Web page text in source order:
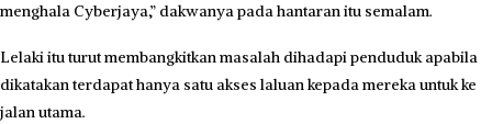
menghala Cyberjaya,” dakwanya pada hantaran itu semalam.
Lelaki itu turut membangkitkan masalah dihadapi penduduk apabila
dikatakan terdapat hanya satu akses laluan kepada mereka untuk ke
jalan utama.